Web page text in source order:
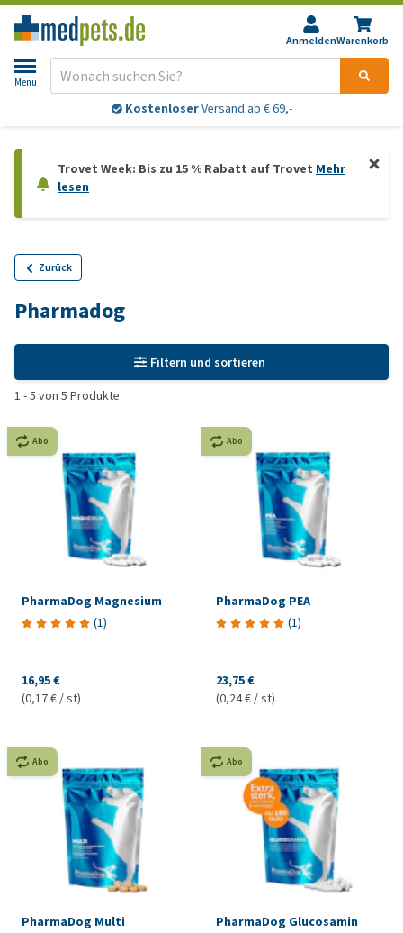
AnmeldenWarenkorb
Menu
KostenloserVersand ab € 69,-
Trovet Week: Bis zu 15 % Rabatt auf Trovet Mehr
lesen
Zurück
Pharmadog
Filtern und sortieren
1 -5 von 5 Produkte
Abo
PharmaDog Magnesium
(1)
16,95 €
(0,17 € / st)
Abo
PharmaDog PEA
(1)
23,75 €
(0,24 € / st)
Abo
PharmaDog Multi
Abo
PharmaDog Glucosamin